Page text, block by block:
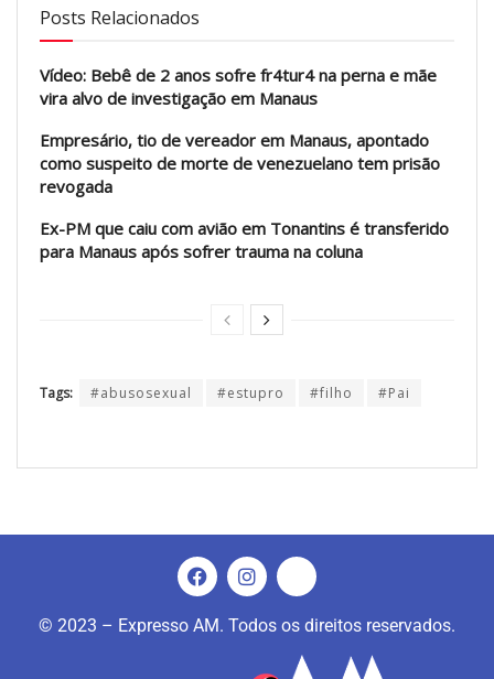
Posts Relacionados
Vídeo: Bebê de 2 anos sofre fr4tur4 na perna e mãe
vira alvo de investigação em Manaus
Empresário, tio de vereador em Manaus, apontado
como suspeito de morte de venezuelano tem prisão
revogada
Ex-PM que caiu com avião em Tonantins é transferido
para Manaus após sofrer trauma na coluna
Tags: #abusosexual #estupro #filho #Pai
© 2023 – Expresso AM. Todos os direitos reservados.